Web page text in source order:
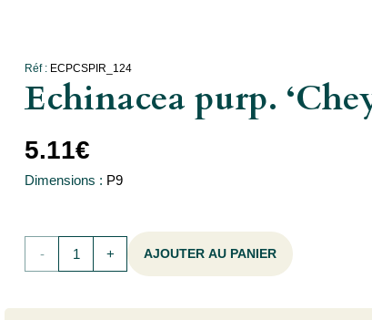
Réf : ECPCSPIR_124
Echinacea purp.
5.11€
Dimensions : P9
quantité AJOUTER AU PANIER